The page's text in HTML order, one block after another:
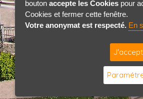
bouton accepte les Cookies pour
Cookies et fermer cette fenêtre.
Votre anonymat est respecté. En